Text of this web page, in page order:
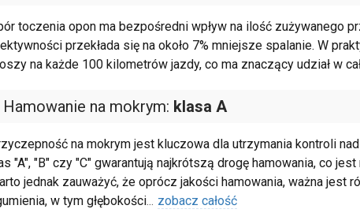
toczenia opon ma bezpośredni wpływ na ilość zużywanego
przekłada się na około 7% mniejsze spalanie. W
na każde 100 kilometrów jazdy, co ma znaczący udział w
Hamowanie na mokrym: klasa A
na mokrym jest kluczowa dla utrzymania kontroli
"A", "B" czy "C" gwarantują najkrótszą drogę hamowania, co
jednak zauważyć, że oprócz jakości hamowania, ważna jest
w tym głębokości... zobacz całość